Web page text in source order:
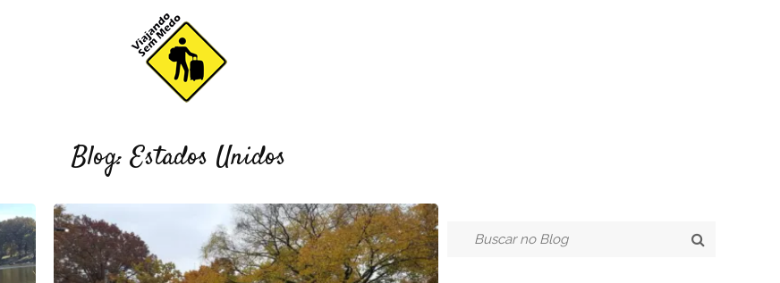
Blog: Estados Unidos